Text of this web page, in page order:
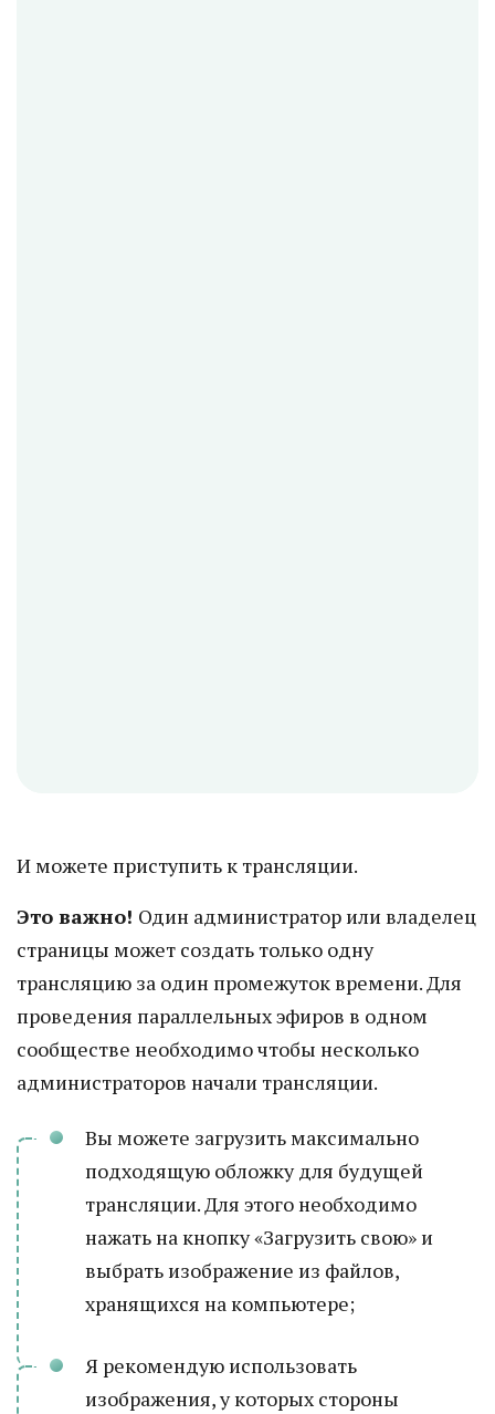
И можете приступить к трансляции.
Это важно! Один администратор или владелец
страницы может создать только одну
трансляцию за один промежуток времени. Для
проведения параллельных эфиров в одном
сообществе необходимо чтобы несколько
администраторов начали трансляции.
Вы можете загрузить максимально
подходящую обложку для будущей
трансляции. Для этого необходимо
нажать на кнопку «Загрузить свою» и
выбрать изображение из файлов,
хранящихся на компьютере;
Я рекомендую использовать
изображения, у которых стороны